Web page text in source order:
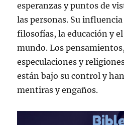
esperanzas y puntos de
las personas. Su
filosofías, la educación y
mundo. Los
especulaciones y
están bajo su control y
mentiras y engaños.